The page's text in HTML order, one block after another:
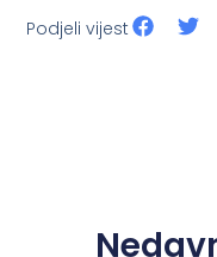
Podjeli vijest